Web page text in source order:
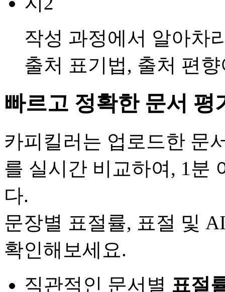
작성 과정에서 알아차
출처 표기법, 출처 편
빠르고 정확한 문서 평
카피킬러는 업로드한 문
를 실시간 비교하여, 1분
다.
문장별 표절률, 표절 및
확인해보세요.
직관적인 문서별 표절